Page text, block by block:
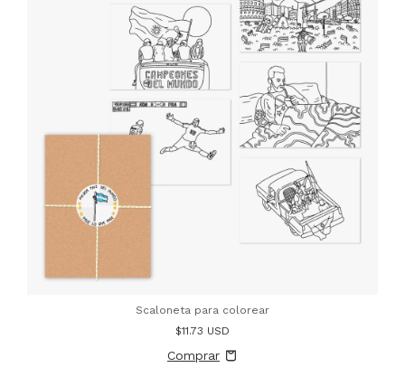
Scaloneta para colorear
$11.73 USD